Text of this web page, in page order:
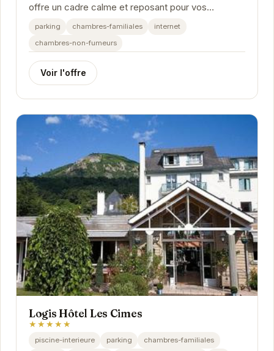
offre un cadre calme et reposant pour vos
vacances à Argelès-Gazost. Il est idéalement
parking chambres-familiales
internet
chambres-non-fumeurs
Voir l'offre
Logis Hôtel Les Cimes
★★★★★
piscine-interieure parking
chambres-familiales